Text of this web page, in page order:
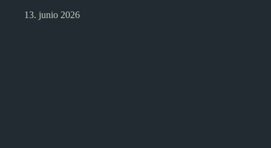
13. junio 2026